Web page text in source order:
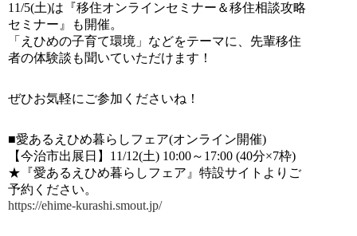
11/5(土)は『移住オンラインセミナー＆移住相談攻略
セミナー』も開催。
「えひめの子育て環境」などをテーマに、先輩移住
者の体験談も聞いていただけます！
ぜひお気軽にご参加くださいね！
■愛あるえひめ暮らしフェア(オンライン開催)
【今治市出展日】11/12(土) 10:00～17:00 (40分×7枠)
★『愛あるえひめ暮らしフェア』特設サイトよりご
予約ください。
https://ehime-kurashi.smout.jp/